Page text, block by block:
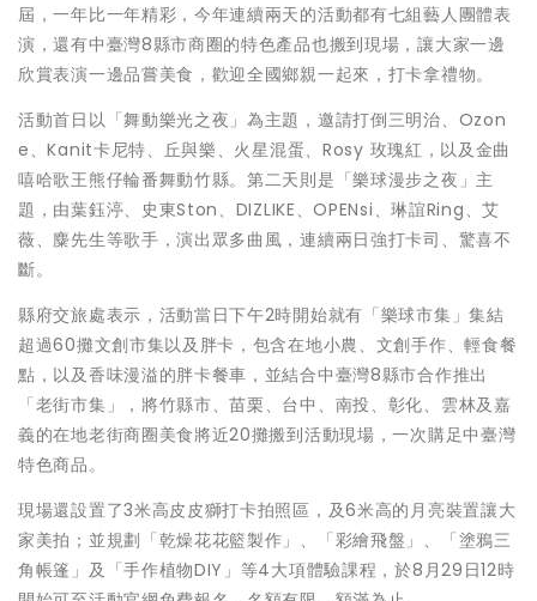
屆，一年比一年精彩，今年連續兩天的活動都有七組藝人團體表
演，還有中臺灣8縣市商圈的特色產品也搬到現場，讓大家一邊
欣賞表演一邊品嘗美食，歡迎全國鄉親一起來，打卡拿禮物。
活動首日以「舞動樂光之夜」為主題，邀請打倒三明治、Ozon
e、Kanit卡尼特、丘與樂、火星混蛋、Rosy 玫瑰紅，以及金曲
嘻哈歌王熊仔輪番舞動竹縣。第二天則是「樂球漫步之夜」主
題，由葉鈺渟、史東Ston、DIZLIKE、OPENsi、琳誼Ring、艾
薇、麋先生等歌手，演出眾多曲風，連續兩日強打卡司、驚喜不
斷。
縣府交旅處表示，活動當日下午2時開始就有「樂球市集」集結
超過60攤文創市集以及胖卡，包含在地小農、文創手作、輕食餐
點，以及香味漫溢的胖卡餐車，並結合中臺灣8縣市合作推出
「老街市集」，將竹縣市、苗栗、台中、南投、彰化、雲林及嘉
義的在地老街商圈美食將近20攤搬到活動現場，一次購足中臺灣
特色商品。
現場還設置了3米高皮皮獅打卡拍照區，及6米高的月亮裝置讓大
家美拍；並規劃「乾燥花花籃製作」、「彩繪飛盤」、「塗鴉三
角帳篷」及「手作植物DIY」等4大項體驗課程，於8月29日12時